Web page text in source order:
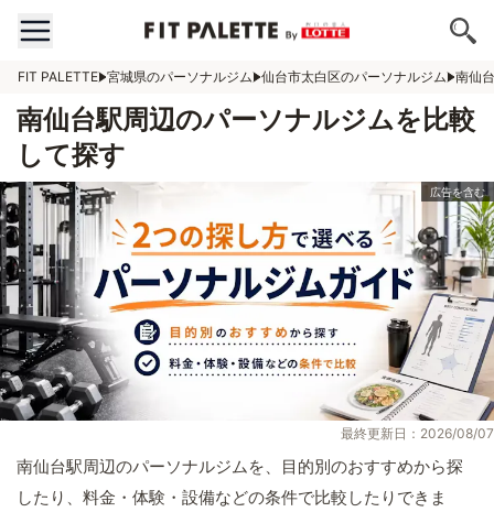
FIT PALETTE 宮城県のパーソナルジム 仙台市太白区のパーソナルジム 南仙
南仙台駅周辺のパーソナルジムを比較
して探す
最終更新日：2026/08/07
南仙台駅周辺のパーソナルジムを、目的別のおすすめから探
したり、料金・体験・設備などの条件で比較したりできま